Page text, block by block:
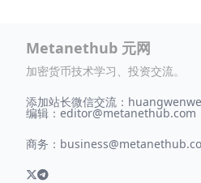
Metanethub 元网
加密货币技术学习、投资交流。
添加站长微信交流：
编辑：editor@metanethub.com
商务：